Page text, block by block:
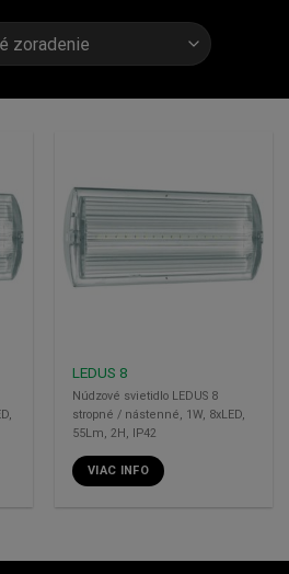
LEDUS 8
Núdzové svietidlo LEDUS 8
stropné / nástenné, 1W, 8xLED,
55Lm, 2H, IP42
VIAC INFO